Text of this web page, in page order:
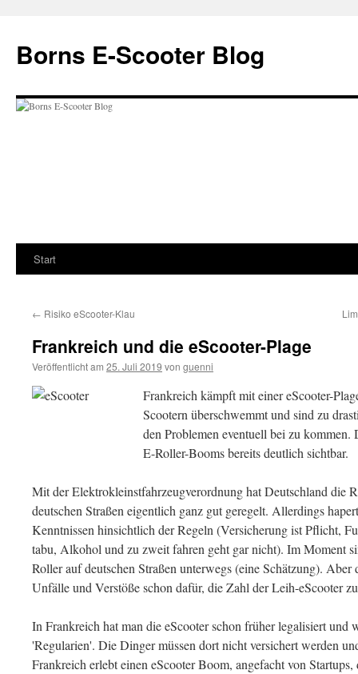
springen
Borns E-Scooter Blog
Start
← Risiko eScooter-Klau
Frankreich und die eScooter-Plage
Veröffentlicht am 25. Juli 2019 von guenni
Frankreich kämpft mit einer eScooter-
Scootern überschwemmt und sind zu
den Problemen eventuell bei zu kommen.
E-Roller-Booms bereits deutlich sichtbar.
Mit der Elektrokleinstfahrzeugverordnung hat Deutschland die
deutschen Straßen eigentlich ganz gut geregelt. Allerdings
Kenntnissen hinsichtlich der Regeln (Versicherung ist Pflicht,
tabu, Alkohol und zu zweit fahren geht gar nicht). Im Moment
Roller auf deutschen Straßen unterwegs (eine Schätzung).
Unfälle und Verstöße schon dafür, die Zahl der Leih-eScooter
In Frankreich hat man die eScooter schon früher legalisiert und
'Regularien'. Die Dinger müssen dort nicht versichert werden
Frankreich erlebt einen eScooter Boom, angefacht von